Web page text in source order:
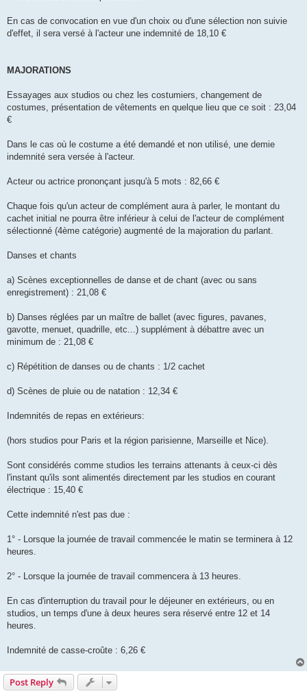
En cas de convocation en vue d'un choix ou d'une sélection non suivie
d'effet, il sera versé à l'acteur une indemnité de 18,10 €
MAJORATIONS
Essayages aux studios ou chez les costumiers, changement de
costumes, présentation de vêtements en quelque lieu que ce soit : 23,04
€
Dans le cas où le costume a été demandé et non utilisé, une demie
indemnité sera versée à l'acteur.
Acteur ou actrice prononçant jusqu'à 5 mots : 82,66 €
Chaque fois qu'un acteur de complément aura à parler, le montant du
cachet initial ne pourra être inférieur à celui de l'acteur de complément
sélectionné (4ème catégorie) augmenté de la majoration du parlant.
Danses et chants
a) Scènes exceptionnelles de danse et de chant (avec ou sans
enregistrement) : 21,08 €
b) Danses réglées par un maître de ballet (avec figures, pavanes,
gavotte, menuet, quadrille, etc...) supplément à débattre avec un
minimum de : 21,08 €
c) Répétition de danses ou de chants : 1/2 cachet
d) Scènes de pluie ou de natation : 12,34 €
Indemnités de repas en extérieurs:
(hors studios pour Paris et la région parisienne, Marseille et Nice).
Sont considérés comme studios les terrains attenants à ceux-ci dès
l'instant qu'ils sont alimentés directement par les studios en courant
électrique : 15,40 €
Cette indemnité n'est pas due :
1° - Lorsque la journée de travail commencée le matin se terminera à 12
heures.
2° - Lorsque la journée de travail commencera à 13 heures.
En cas d'interruption du travail pour le déjeuner en extérieurs, ou en
studios, un temps d'une à deux heures sera réservé entre 12 et 14
heures.
Indemnité de casse-croûte : 6,26 €
Post Reply